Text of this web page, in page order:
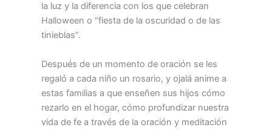
la luz y la diferencia con los que celebran
Halloween o “fiesta de la oscuridad o de las
tinieblas”.
Después de un momento de oración se les
regaló a cada niño un rosario, y ojalá anime a
estas familias a que enseñen sus hijos cómo
rezarlo en el hogar, cómo profundizar nuestra
vida de fe a través de la oración y meditación